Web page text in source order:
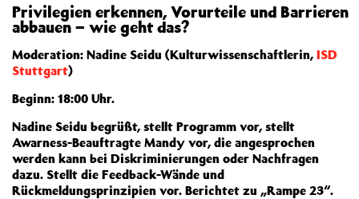
Privilegien erkennen, Vorurteile und Barrieren
abbauen – wie geht das?
Moderation: Nadine Seidu (Kulturwissenschaftlerin, ISD
Stuttgart)
Beginn: 18:00 Uhr.
Nadine Seidu begrüßt, stellt Programm vor, stellt
Awarness-Beauftragte Mandy vor, die angesprochen
werden kann bei Diskriminierungen oder Nachfragen
dazu. Stellt die Feedback-Wände und
Rückmeldungsprinzipien vor. Berichtet zu „Rampe 23“.